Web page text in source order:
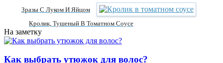
Зразы С Луком И Яйцом
Кролик, Тушеный В Томатном Соусе
На заметку
Как выбрать утюжок для волос?